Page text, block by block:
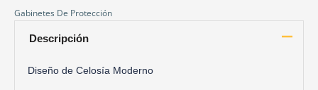
Gabinetes De Protección
Descripción
Diseño de Celosía Moderno